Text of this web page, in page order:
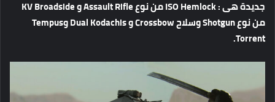
من نوع Shotgun وسلاح Crossbow و Dual Kodachis وTempus
Torrent.